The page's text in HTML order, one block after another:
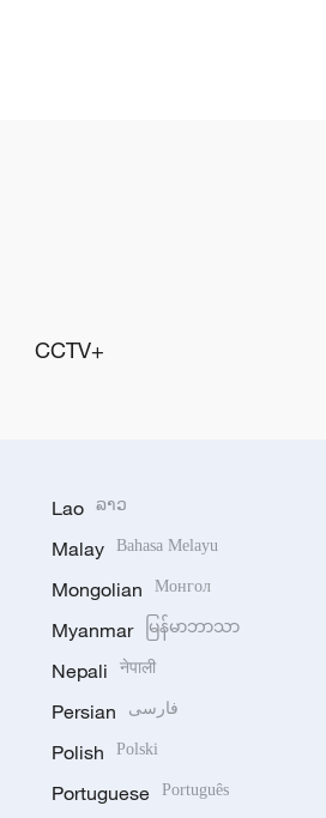
CCTV+
Lao ລາວ
Malay Bahasa Melayu
Mongolian Монгол
Myanmar မြန်မာဘာသာ
Nepali नेपाली
Persian فارسی
Polish Polski
Portuguese Português